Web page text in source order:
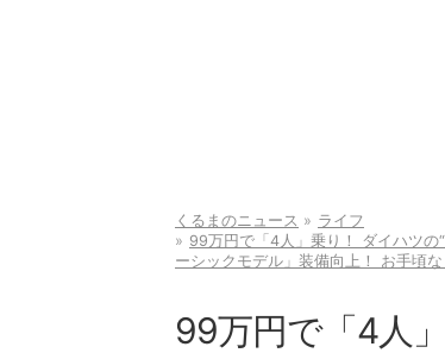
くるまのニュース
ライフ
99万円で「4人」乗り！ ダイハツの
ーシックモデル」装備向上！ お手頃
99万円で「4人